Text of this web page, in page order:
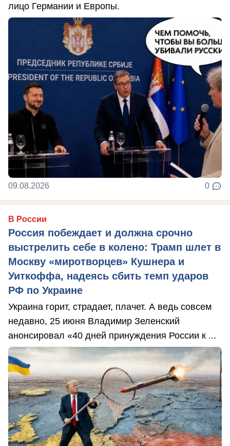
лицо Германии и Европы.
09.08.2026 0
В России
Россия побеждает и должна срочно
выстрелить себе в колено: Трамп шлет в
Москву «миротворцев» Кушнера и
Уиткоффа, надеясь сбить темп ударов
РФ по Украине
Украина горит, страдает, плачет. А ведь совсем
недавно, 25 июня Владимир Зеленский
анонсировал «40 дней принуждения России к ...